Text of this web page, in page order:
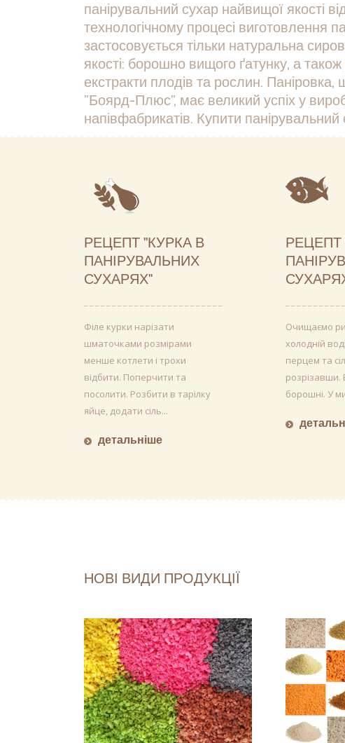
панірувальний сухар найвищої якості
технологічному процесі виготовлення
застосовується тільки натуральна
якості: борошно вищого ґатунку, а також
екстракти плодів та рослин.
”Боярд-Плюс”, має великий успіх у
напівфабрикатів. Купити
РЕЦЕПТ "КУРКА В
ПАНІРУВАЛЬНИХ
СУХАРЯХ"
Філе курки нарізати
шматочками розмірами
менше котлети і трохи
відбити. Поперчити та
посолити. Розбити в тарілку
яйце, додати сіль...
детальніше
РЕЦЕПТ
Очищаємо
холодній
перцем та
борошні. У
НОВІ ВИДИ ПРОДУКЦІЇ